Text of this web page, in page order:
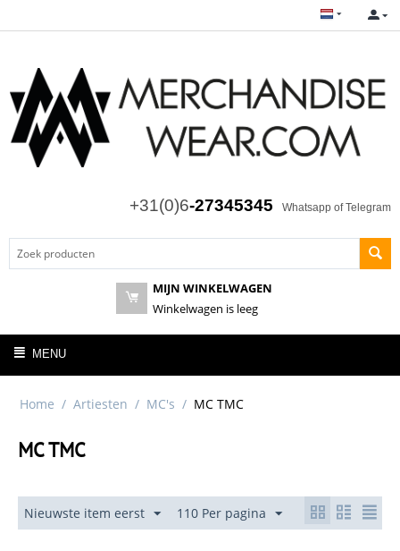
+31(0)6-27345345 Whatsapp of Telegram
MIJN WINKELWAGEN
Winkelwagen is leeg
MENU
Home / Artiesten / MC's / MC TMC
MC TMC
Nieuwste item eerst 110 Per pagina